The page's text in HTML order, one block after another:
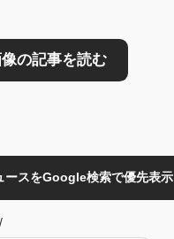
スをGoogle検索で優先表示
/